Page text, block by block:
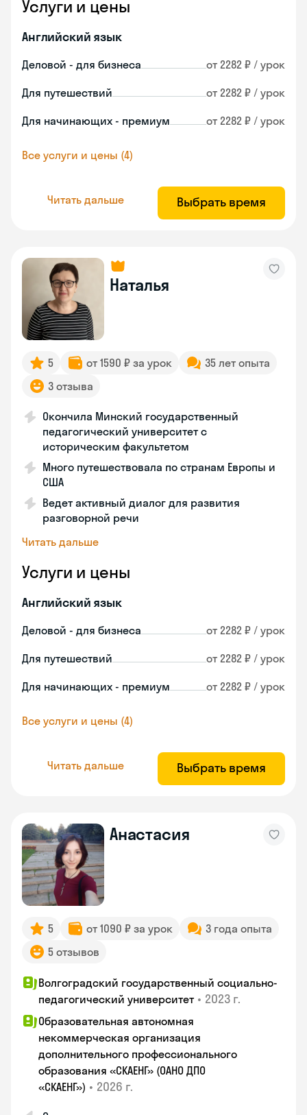
Услуги и цены
Английский язык
Деловой - для бизнеса от 2282 ₽ / урок
Для путешествий от 2282 ₽ / урок
Для начинающих - премиум от 2282 ₽ / урок
Все услуги и цены (4)
Читать дальше Выбрать время
Наталья
5 от 1590 ₽ за урок
35 лет опыта
3 отзыва
Окончила Минский государственный
педагогический университет с
историческим факультетом
Много путешествовала по странам Европы и
США
Ведет активный диалог для развития
разговорной речи
Читать дальше
Услуги и цены
Английский язык
Деловой - для бизнеса от 2282 ₽ / урок
Для путешествий от 2282 ₽ / урок
Для начинающих - премиум от 2282 ₽ / урок
Все услуги и цены (4)
Читать дальше Выбрать время
Анастасия
5 от 1090 ₽ за урок
3 года опыта
5 отзывов
Волгоградский государственный социально-
педагогический университет • 2023 г.
Образовательная автономная
некоммерческая организация
дополнительного профессионального
образования «СКАЕНГ» (ОАНО ДПО
«СКАЕНГ») • 2026 г.